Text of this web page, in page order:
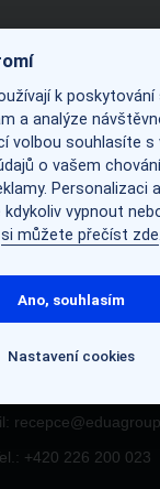
Navigace
Portfolio
Blog
Aktuality
Kariéra
Náš tým
Kontakty
+420 226 200 023
k poskytování
a analýze
volbou souhlasíte s
o vašem
Personalizaci
vypnout
si můžete přečíst zde.
Ano, souhlasím
Nastavení cookies